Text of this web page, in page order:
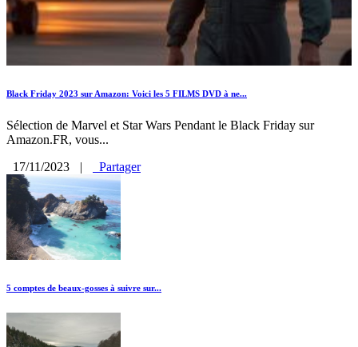
Black Friday 2023 sur Amazon: Voici les 5 FILMS DVD à ne...
Sélection de Marvel et Star Wars Pendant le Black Friday sur
Amazon.FR, vous...
17/11/2023
| Partager
5 comptes de beaux-gosses à suivre sur...